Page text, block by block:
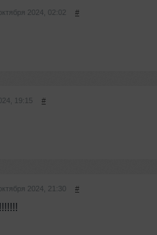
2024, 02:02 #
19:15 #
2024, 21:30 #